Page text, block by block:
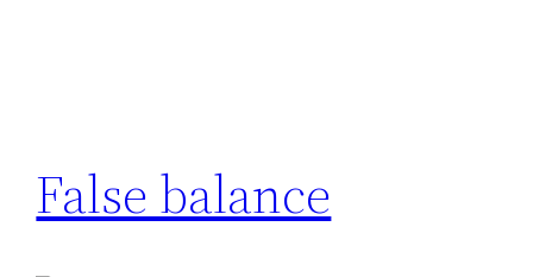
False balance